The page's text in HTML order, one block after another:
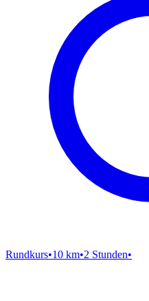
Rundkurs•10 km•2 Stunden•